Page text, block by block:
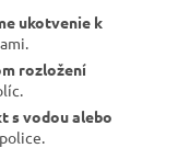
ukotvenie k
rozložení
s vodou alebo